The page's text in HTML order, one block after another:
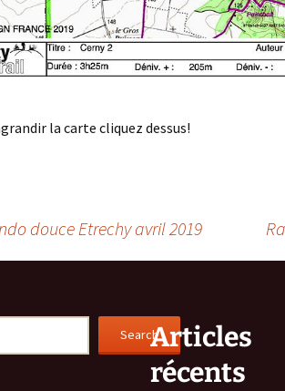
la carte cliquez dessus!
douce Etrechy avril 2019
SearchArticles
récents